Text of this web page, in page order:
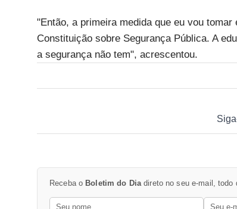
"Então, a primeira medida que eu vou
Constituição sobre Segurança Pública. A
a segurança não tem", acrescentou.
Receba o Boletim do Dia direto no seu e-mail, todo